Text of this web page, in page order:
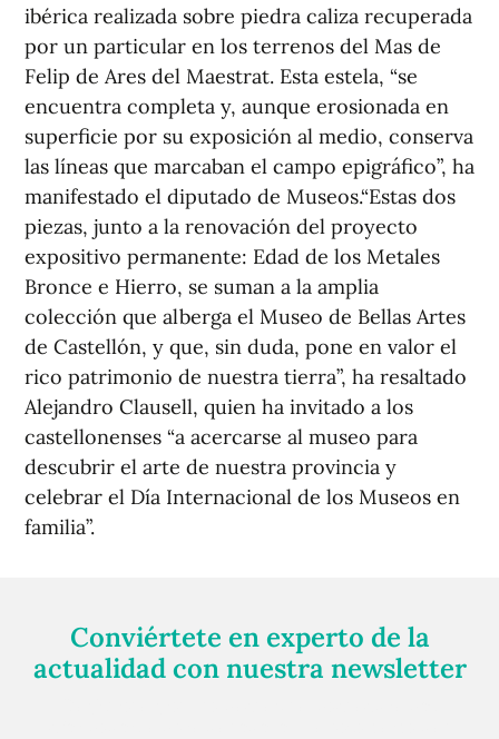
ibérica realizada sobre piedra caliza recuperada
por un particular en los terrenos del Mas de
Felip de Ares del Maestrat. Esta estela, “se
encuentra completa y, aunque erosionada en
superficie por su exposición al medio, conserva
las líneas que marcaban el campo epigráfico”, ha
manifestado el diputado de Museos.“Estas dos
piezas, junto a la renovación del proyecto
expositivo permanente: Edad de los Metales
Bronce e Hierro, se suman a la amplia
colección que alberga el Museo de Bellas Artes
de Castellón, y que, sin duda, pone en valor el
rico patrimonio de nuestra tierra”, ha resaltado
Alejandro Clausell, quien ha invitado a los
castellonenses “a acercarse al museo para
descubrir el arte de nuestra provincia y
celebrar el Día Internacional de los Museos en
familia”.
Conviértete en experto de la
actualidad con nuestra newsletter